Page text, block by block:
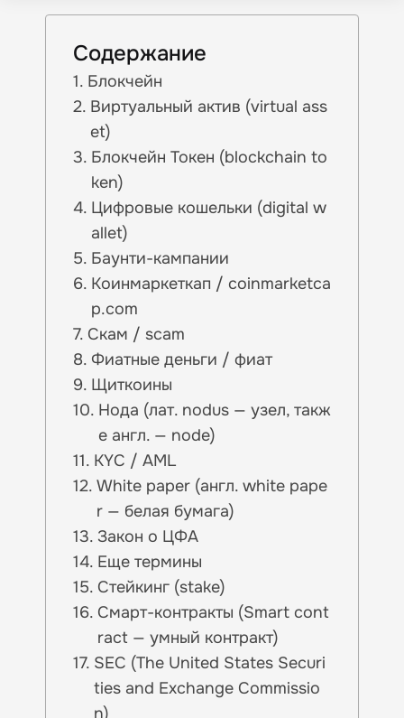
Содержание
Блокчейн
Виртуальный актив (virtual ass
et)
Блокчейн Токен (blockchain to
ken)
Цифровые кошельки (digital w
allet)
Баунти-кампании
Коинмаркеткап / coinmarketca
p.com
Скам / scam
Фиатные деньги / фиат
Щиткоины
Нода (лат. nodus — узел, такж
е англ. — node)
KYC / AML
White paper (англ. white pape
r — белая бумага)
Закон о ЦФА
Еще термины
Стейкинг (stake)
Смарт-контракты (Smart cont
ract — умный контракт)
SEC (The United States Securi
ties and Exchange Commissio
n)